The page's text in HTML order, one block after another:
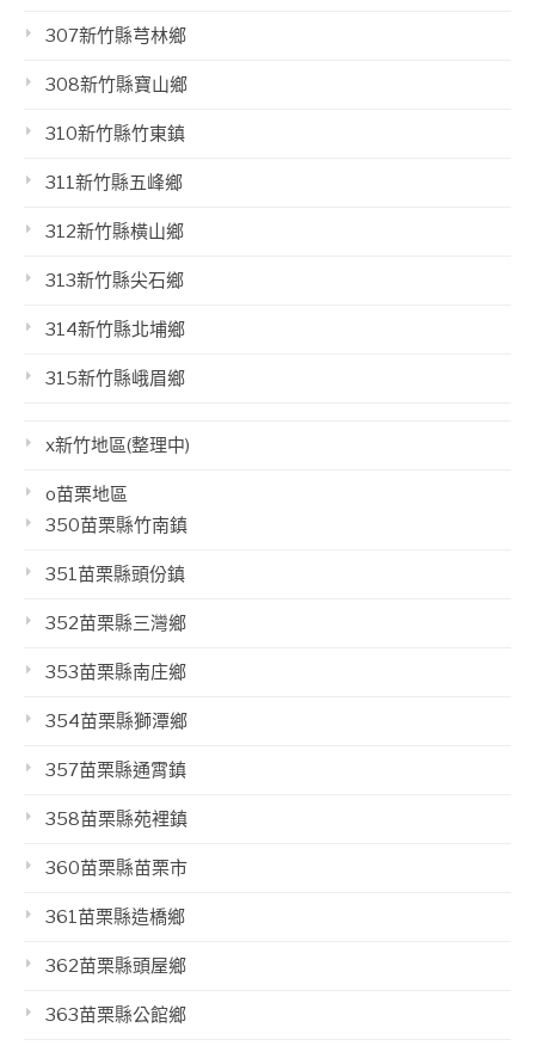
307新竹縣芎林鄉
308新竹縣寶山鄉
310新竹縣竹東鎮
311新竹縣五峰鄉
312新竹縣橫山鄉
313新竹縣尖石鄉
314新竹縣北埔鄉
315新竹縣峨眉鄉
x新竹地區(整理中)
o苗栗地區
350苗栗縣竹南鎮
351苗栗縣頭份鎮
352苗栗縣三灣鄉
353苗栗縣南庄鄉
354苗栗縣獅潭鄉
357苗栗縣通霄鎮
358苗栗縣苑裡鎮
360苗栗縣苗栗市
361苗栗縣造橋鄉
362苗栗縣頭屋鄉
363苗栗縣公館鄉